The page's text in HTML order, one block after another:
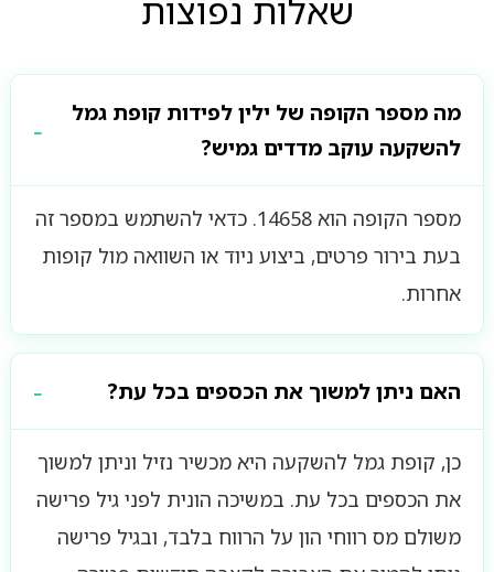
שאלות נפוצות
מה מספר הקופה של ילין לפידות קופת גמל
להשקעה עוקב מדדים גמיש?
מספר הקופה הוא 14658. כדאי להשתמש במספר זה
בעת בירור פרטים, ביצוע ניוד או השוואה מול קופות
אחרות.
האם ניתן למשוך את הכספים בכל עת?
כן, קופת גמל להשקעה היא מכשיר נזיל וניתן למשוך
את הכספים בכל עת. במשיכה הונית לפני גיל פרישה
משולם מס רווחי הון על הרווח בלבד, ובגיל פרישה